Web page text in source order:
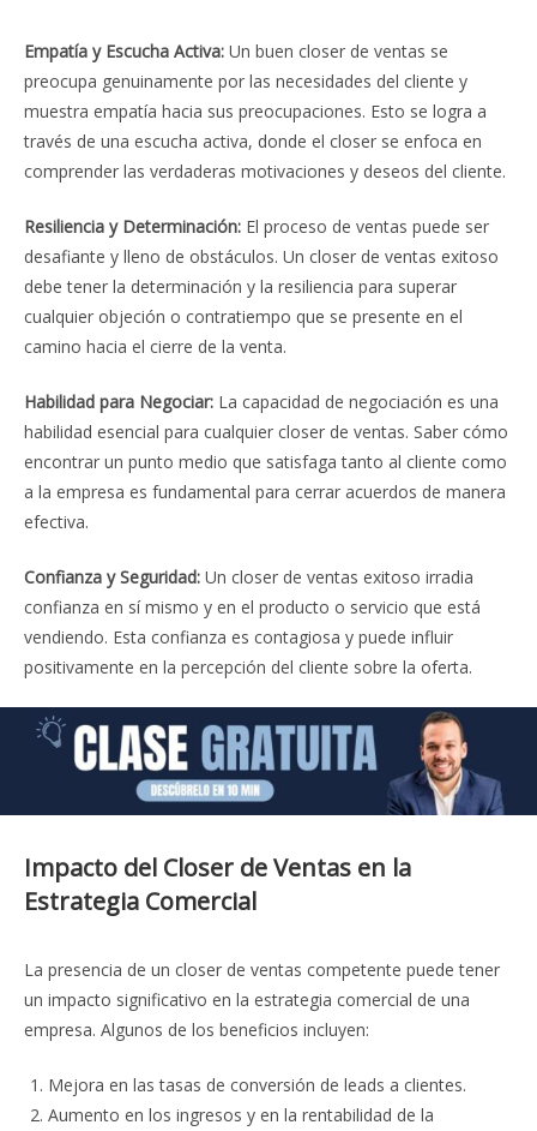
Empatía y Escucha Activa: Un buen closer de ventas se
preocupa genuinamente por las necesidades del cliente y
muestra empatía hacia sus preocupaciones. Esto se logra a
través de una escucha activa, donde el closer se enfoca en
comprender las verdaderas motivaciones y deseos del cliente.
Resiliencia y Determinación: El proceso de ventas puede ser
desafiante y lleno de obstáculos. Un closer de ventas exitoso
debe tener la determinación y la resiliencia para superar
cualquier objeción o contratiempo que se presente en el
camino hacia el cierre de la venta.
Habilidad para Negociar: La capacidad de negociación es una
habilidad esencial para cualquier closer de ventas. Saber cómo
encontrar un punto medio que satisfaga tanto al cliente como
a la empresa es fundamental para cerrar acuerdos de manera
efectiva.
Confianza y Seguridad: Un closer de ventas exitoso irradia
confianza en sí mismo y en el producto o servicio que está
vendiendo. Esta confianza es contagiosa y puede influir
positivamente en la percepción del cliente sobre la oferta.
Impacto del Closer de Ventas en la
Estrategia Comercial
La presencia de un closer de ventas competente puede tener
un impacto significativo en la estrategia comercial de una
empresa. Algunos de los beneficios incluyen:
Mejora en las tasas de conversión de leads a clientes.
Aumento en los ingresos y en la rentabilidad de la